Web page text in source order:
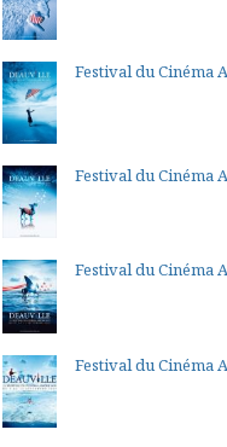
Festival du Cinéma
Festival du Cinéma
Festival du Cinéma
Festival du Cinéma